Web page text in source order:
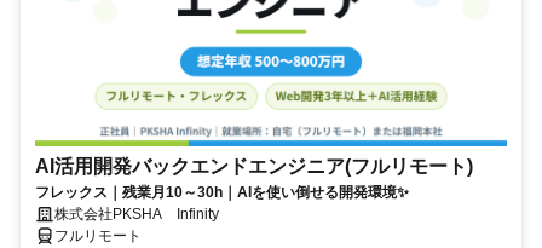
AI活用開発バックエンドエンジニア(フルリモート)
フレックス｜残業月10～30h｜AIを使い倒せる開発環境✨
株式会社PKSHA Infinity
フルリモート